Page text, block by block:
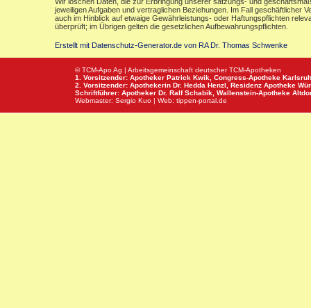
jeweiligen Aufgaben und vertraglichen Beziehungen. Im Fall geschäftlicher
auch im Hinblick auf etwaige Gewährleistungs- oder Haftungspflichten
überprüft; im Übrigen gelten die gesetzlichen Aufbewahrungspflichten.
Erstellt mit Datenschutz-Generator.de von RA Dr. Thomas Schwenke
© TCM-Apo Ag | Arbeitsgemeinschaft deutscher TCM-Apotheken
1. Vorsitzender: Apotheker Patrick Kwik, Congress-Apotheke
2. Vorsitzender: Apothekerin Dr. Hedda Henzl, Residenz Apotheke
Schriftführer: Apotheker Dr. Ralf Schabik, Wallenstein-Apotheke
Webmaster: Sergio Kuo | Web: tippen-portal.de